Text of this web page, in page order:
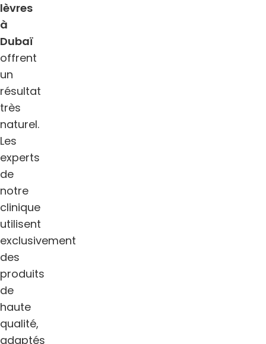
lèvres
à
Dubaï
offrent
un
résultat
très
naturel.
Les
experts
de
notre
clinique
utilisent
exclusivement
des
produits
de
haute
qualité,
adaptés